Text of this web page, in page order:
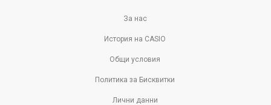
За нас
История на CASIO
Общи условия
Политика за Бисквитки
Лични данни